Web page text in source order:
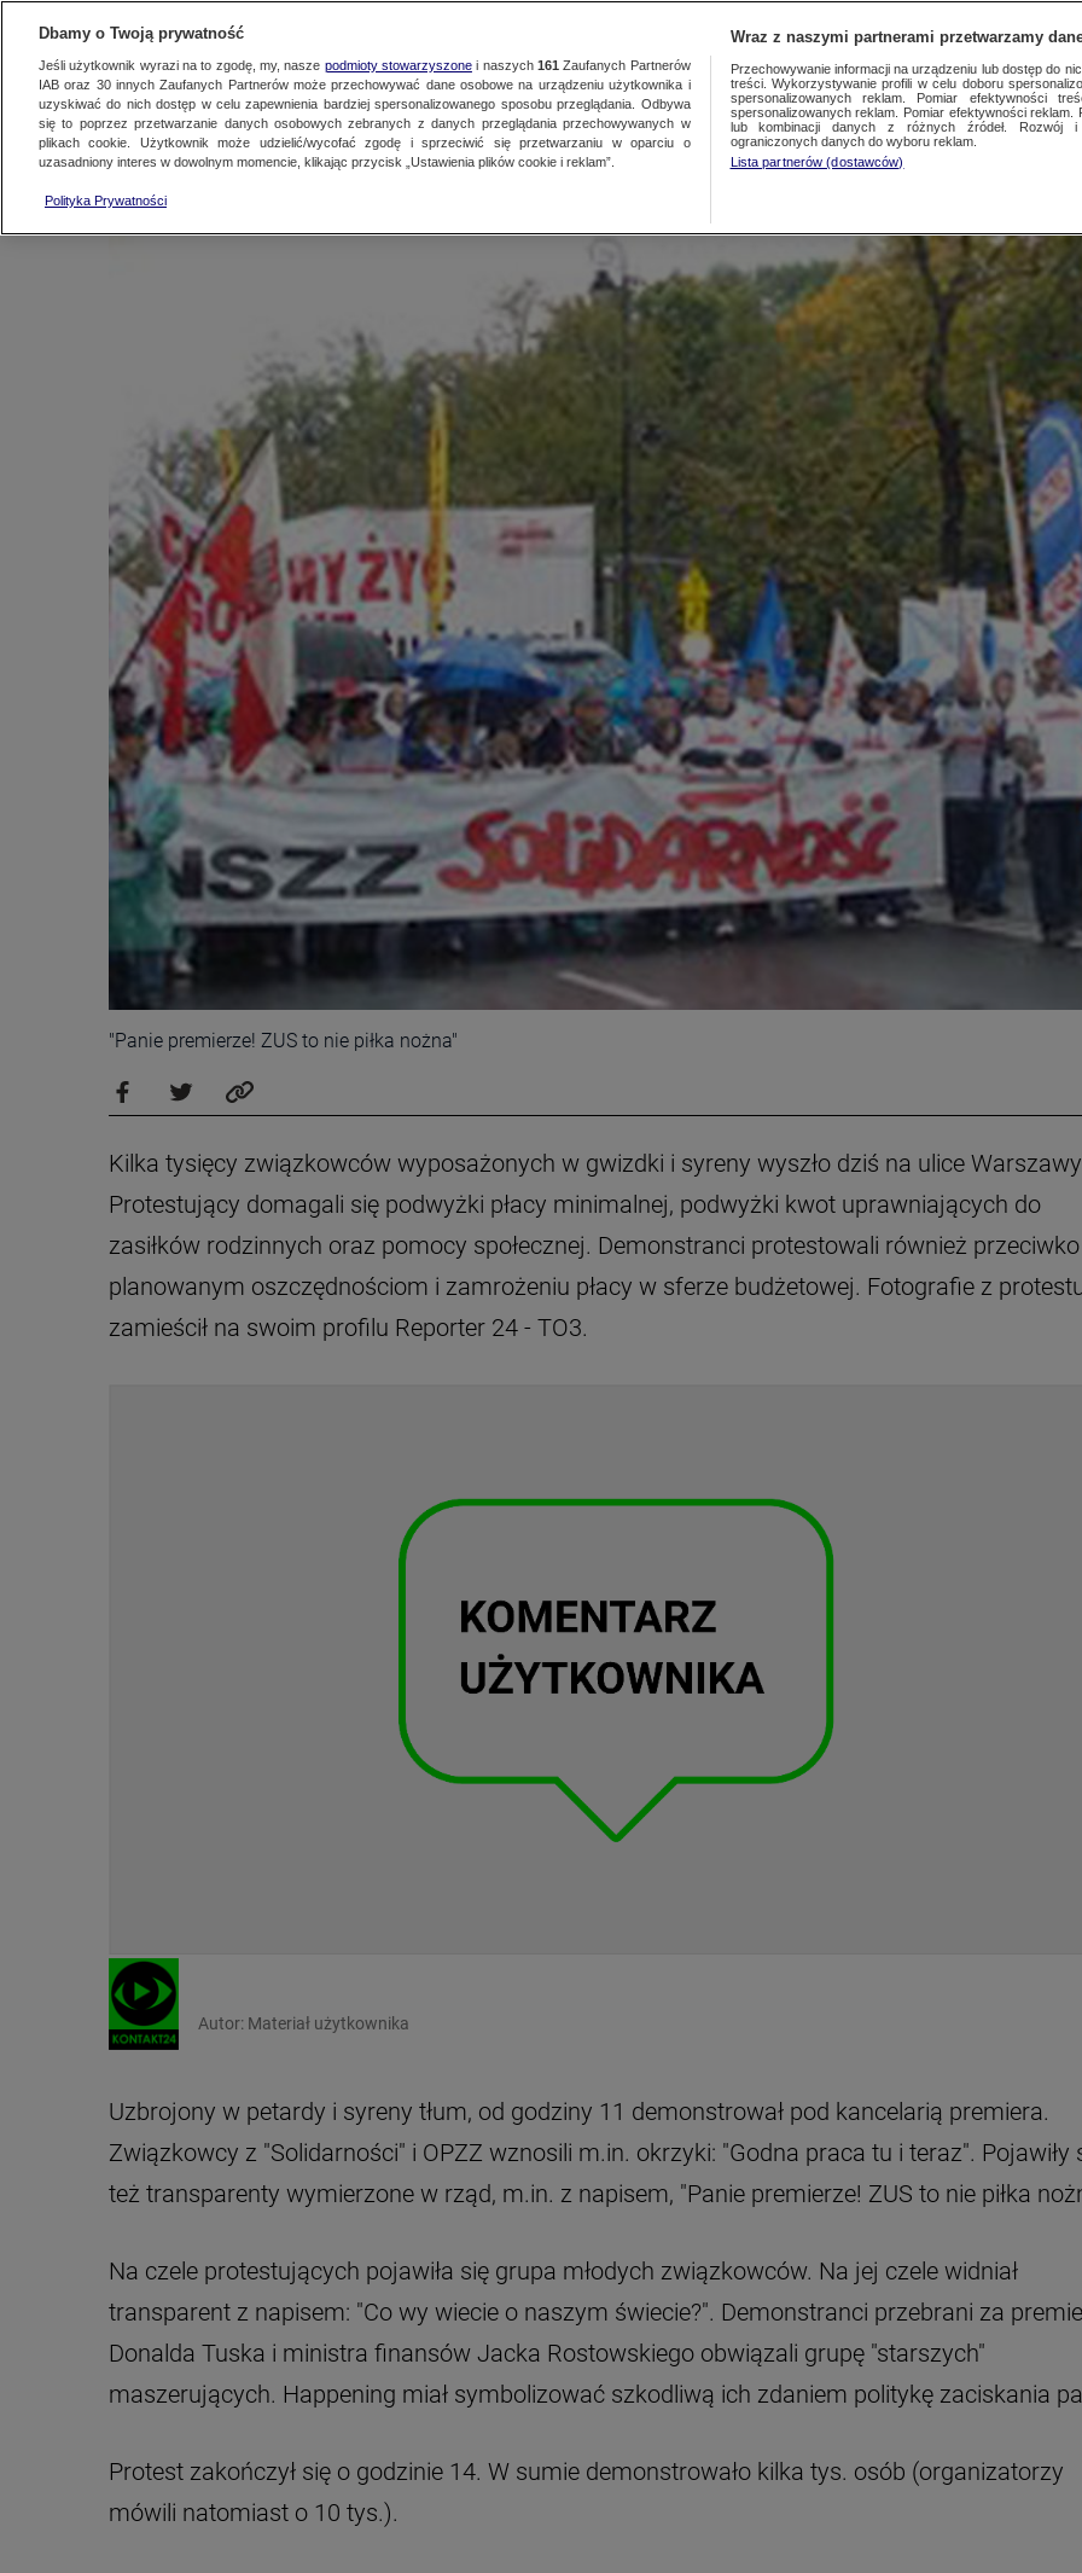
KONTAKT24 GORĄCE TEMATY
"Panie premierze! ZUS to nie piłka nożna"
Kontakt24
"Panie premierze! ZUS to nie piłka nożna"
Kilka tysięcy związkowców wyposażonych w gwizdki i syreny wyszło dziś na ulice
Protestujący domagali się podwyżki płacy minimalnej, podwyżki kwot uprawniających do
zasiłków rodzinnych oraz pomocy społecznej. Demonstranci protestowali również przeciwko
planowanym oszczędnościom i zamrożeniu płacy w sferze budżetowej. Fotografie z
zamieścił na swoim profilu Reporter 24 - TO3.
Autor: Materiał użytkownika
Uzbrojony w petardy i syreny tłum, od godziny 11 demonstrował pod kancelarią premiera.
Związkowcy z "Solidarności" i OPZZ wznosili m.in. okrzyki: "Godna praca tu i teraz". Pojawiły
też transparenty wymierzone w rząd, m.in. z napisem, "Panie premierze! ZUS to nie piłka
Na czele protestujących pojawiła się grupa młodych związkowców. Na jej czele widniał
transparent z napisem: "Co wy wiecie o naszym świecie?". Demonstranci przebrani za
Donalda Tuska i ministra finansów Jacka Rostowskiego obwiązali grupę "starszych"
maszerujących. Happening miał symbolizować szkodliwą ich zdaniem politykę zaciskania
Protest zakończył się o godzinie 14. W sumie demonstrowało kilka tys. osób (organizatorzy
mówili natomiast o 10 tys.).
Dbamy o Twoją prywatność
Jeśli użytkownik wyrazi na to zgodę, my, nasze podmioty stowarzyszonei naszych 161 Zaufanych Partnerów
IAB oraz 30innych Zaufanych Partnerów może przechowywać dane osobowe na urządzeniu użytkownika i
uzyskiwać do nich dostęp w celu zapewnienia bardziej spersonalizowanego sposobu przeglądania. Odbywa
się to poprzez przetwarzanie danych osobowych zebranych z danych przeglądania przechowywanych w
plikach cookie. Użytkownik może udzielić/wycofać zgodę i sprzeciwić się przetwarzaniu w oparciu o
uzasadniony interes w dowolnym momencie, klikając przycisk „Ustawienia plików cookie i reklam”.
Polityka Prywatności
Wraz z naszymi partnerami przetwarzamy
Przechowywanie informacji na urządzeniu lub dostęp do
treści. Wykorzystywanie profili w celu doboru
spersonalizowanych reklam. Pomiar efektywności
spersonalizowanych reklam. Pomiar efektywności
lub kombinacji danych z różnych źródeł. Rozwój i
ograniczonych danych do wyboru reklam.
Lista partnerów (dostawców)